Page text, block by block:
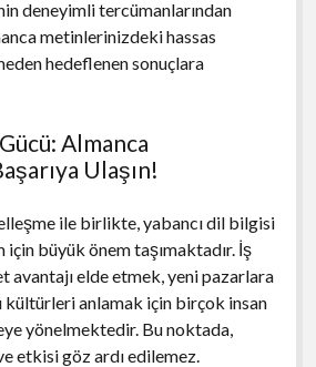
deneyimli tercümanlarından
metinlerinizdeki hassas
hedeflenen sonuçlara
Almanca
Ulaşın!
ile birlikte, yabancı dil bilgisi
büyük önem taşımaktadır. İş
avantajı elde etmek, yeni pazarlara
kültürleri anlamak için birçok insan
yönelmektedir. Bu noktada,
etkisi göz ardı edilemez.